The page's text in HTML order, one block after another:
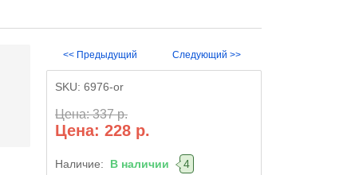
<< Предыдущий Следующий >>
SKU: 6976-or
Цена: 337 р.
Цена: 228 р.
Наличие: В наличии 4